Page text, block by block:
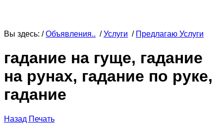
Вы здесь: /Объявления.. /Услуги / Предлагаю Услуги
гадание на гуще, гадание
на рунах, гадание по руке,
гадание
Назад Печать